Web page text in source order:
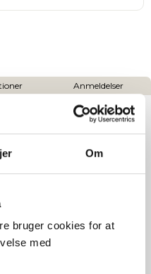
Om
bruger cookies for at
med
Anmeldelser
Tilbehør - Tower
i rustfrit
(4 standard og 4
hvilket giver næsten